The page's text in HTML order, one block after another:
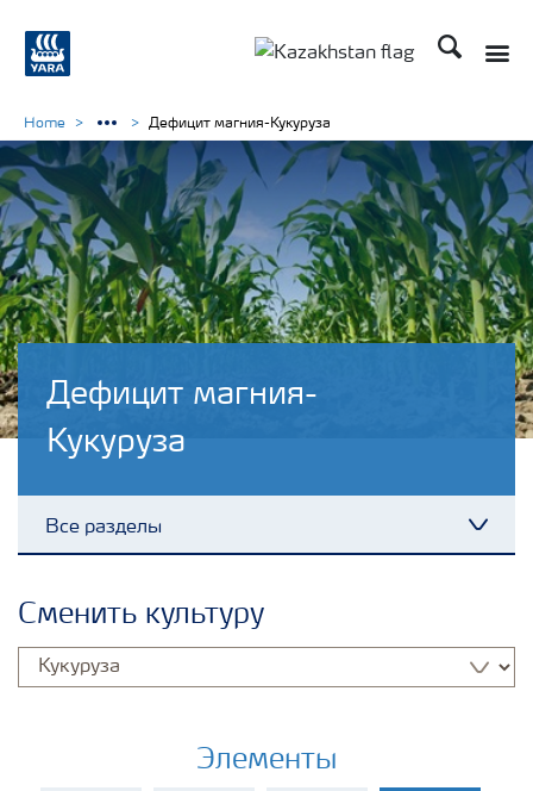
Поиск
Дефицит магния-
Кукуруза
Все разделы
Культуры
Инструменты и сервисы
Home Дефицит магния-Кукуруза
Сменить культуру
Элементы